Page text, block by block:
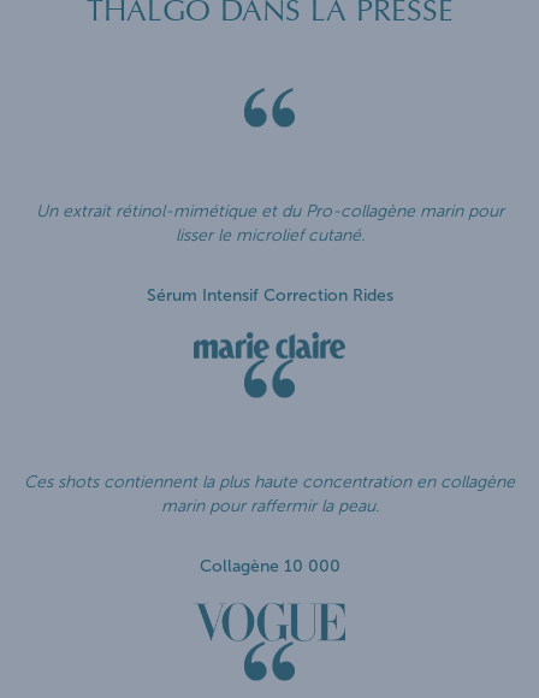
THALGO DANS LA PRESSE
Un extrait rétinol-mimétique et du Pro-collagène marin pour
lisser le microlief cutané.
Sérum Intensif Correction Rides
Ces shots contiennent la plus haute concentration en collagène
marin pour raffermir la peau.
Collagène 10 000